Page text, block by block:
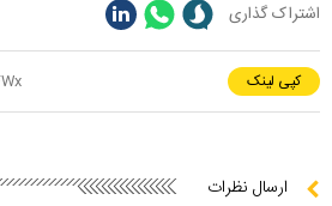
اشتراک گذاری
کپی لینک
ارسال نظرات